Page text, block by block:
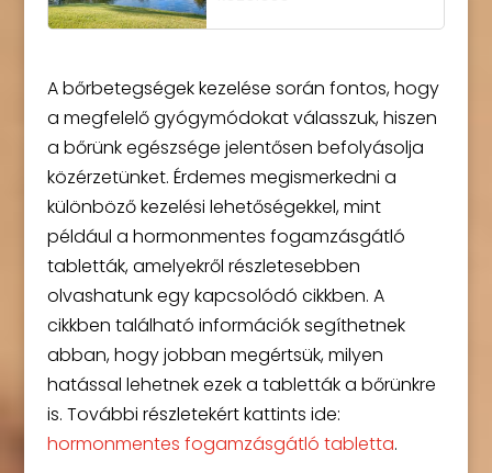
A bőrbetegségek kezelése során fontos, hogy
a megfelelő gyógymódokat válasszuk, hiszen
a bőrünk egészsége jelentősen befolyásolja
közérzetünket. Érdemes megismerkedni a
különböző kezelési lehetőségekkel, mint
például a hormonmentes fogamzásgátló
tabletták, amelyekről részletesebben
olvashatunk egy kapcsolódó cikkben. A
cikkben található információk segíthetnek
abban, hogy jobban megértsük, milyen
hatással lehetnek ezek a tabletták a bőrünkre
is. További részletekért kattints ide:
hormonmentes fogamzásgátló tabletta.